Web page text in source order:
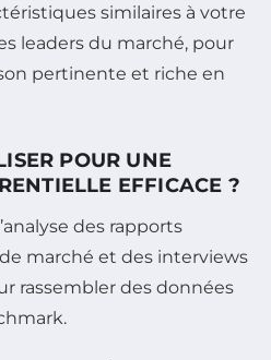
similaires à votre
leaders du marché, pour
pertinente et riche en
POUR UNE
EFFICACE ?
des rapports
marché et des interviews
rassembler des données